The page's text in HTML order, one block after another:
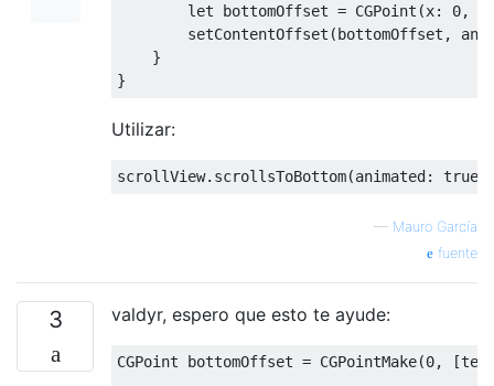
let bottomOffset = CGPoint (x: 0,
        setContentOffset
(bottomOffset ,
}
}
Utilizar:
scrollView. scrollsToBottom(animated: true
— Mauro García
fuente
3 valdyr, espero que esto te ayude:
CGPoint bottomOffset = CGPointMake(0, [